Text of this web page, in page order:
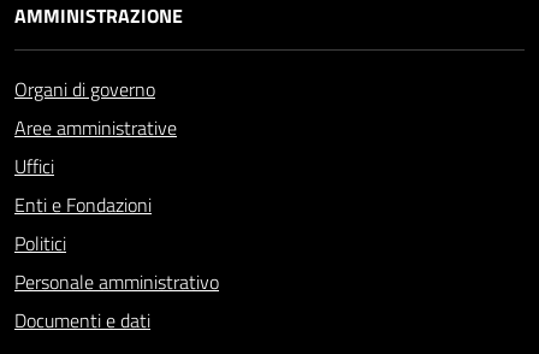
AMMINISTRAZIONE
Organi di governo
Aree amministrative
Uffici
Enti e Fondazioni
Politici
Personale amministrativo
Documenti e dati